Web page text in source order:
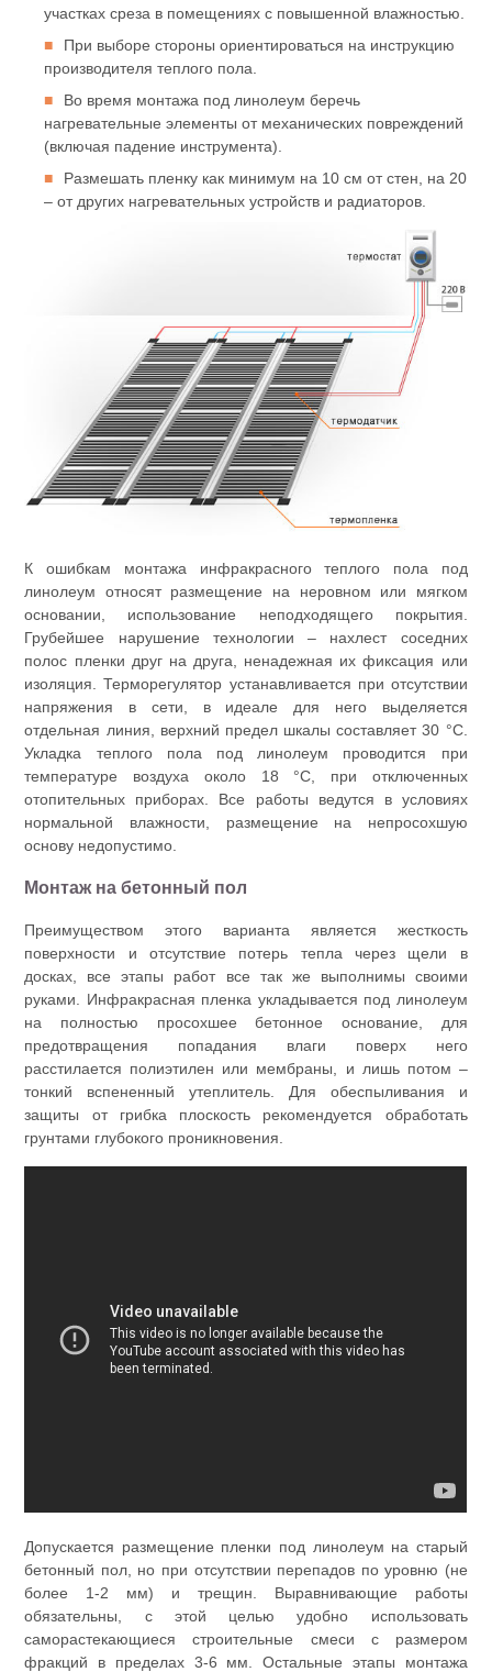
участках среза в помещениях с повышенной влажностью.
При выборе стороны ориентироваться на инструкцию
производителя теплого пола.
Во время монтажа под линолеум беречь
нагревательные элементы от механических повреждений
(включая падение инструмента).
Размешать пленку как минимум на 10 см от стен, на 20
‒ от других нагревательных устройств и радиаторов.
К ошибкам монтажа инфракрасного теплого пола под
линолеум относят размещение на неровном или мягком
основании, использование неподходящего покрытия.
Грубейшее нарушение технологии ‒ нахлест соседних
полос пленки друг на друга, ненадежная их фиксация или
изоляция. Терморегулятор устанавливается при отсутствии
напряжения в сети, в идеале для него выделяется
отдельная линия, верхний предел шкалы составляет 30 °C.
Укладка теплого пола под линолеум проводится при
температуре воздуха около 18 °C, при отключенных
отопительных приборах. Все работы ведутся в условиях
нормальной влажности, размещение на непросохшую
основу недопустимо.
Монтаж на бетонный пол
Преимуществом этого варианта является жесткость
поверхности и отсутствие потерь тепла через щели в
досках, все этапы работ все так же выполнимы своими
руками. Инфракрасная пленка укладывается под линолеум
на полностью просохшее бетонное основание, для
предотвращения попадания влаги поверх него
расстилается полиэтилен или мембраны, и лишь потом ‒
тонкий вспененный утеплитель. Для обеспыливания и
защиты от грибка плоскость рекомендуется обработать
грунтами глубокого проникновения.
Допускается размещение пленки под линолеум на старый
бетонный пол, но при отсутствии перепадов по уровню (не
более 1-2 мм) и трещин. Выравнивающие работы
обязательны, с этой целью удобно использовать
саморастекающиеся строительные смеси с размером
фракций в пределах 3-6 мм. Остальные этапы монтажа